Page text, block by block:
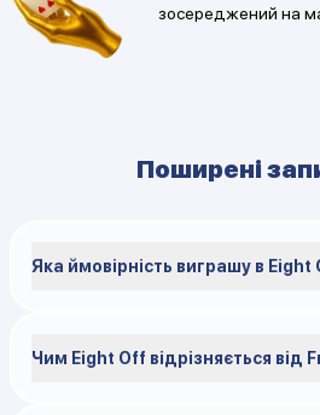
зосереджений на
Поширені
Яка ймовірність виграшу в Eight
стратегії, як підтверджують блоги
Чим Eight Off відрізняється від